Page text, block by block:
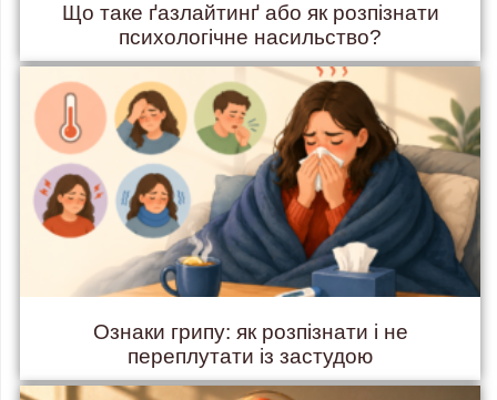
Що таке ґазлайтинґ або як розпізнати
психологічне насильство?
Ознаки грипу: як розпізнати і не
переплутати із застудою